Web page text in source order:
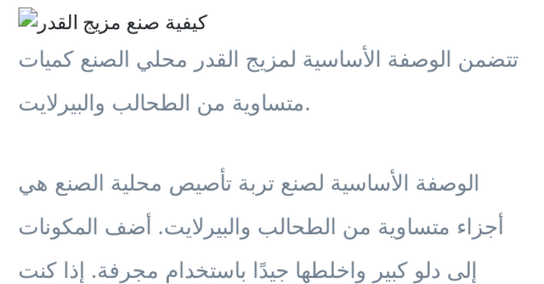
تتضمن الوصفة الأساسية لمزيج القدر محلي الصنع كميات
متساوية من الطحالب والبيرلايت.
الوصفة الأساسية لصنع تربة تأصيص محلية الصنع هي
أجزاء متساوية من الطحالب والبيرلايت. أضف المكونات
إلى دلو كبير واخلطها جيدًا باستخدام مجرفة. إذا كنت